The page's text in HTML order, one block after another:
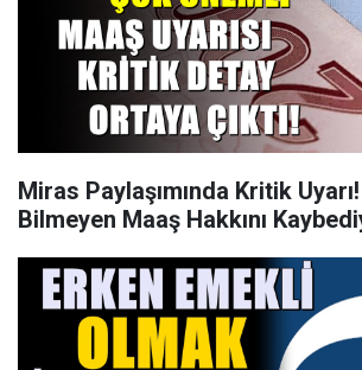
Miras Paylaşımında Kritik
Bilmeyen Maaş Hakkını